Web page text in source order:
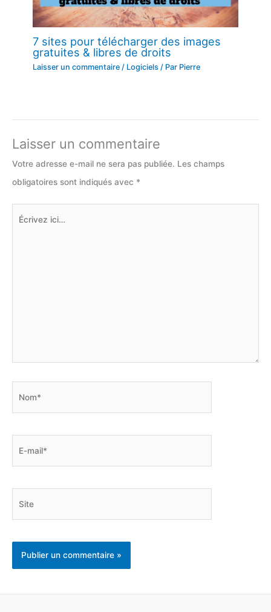
7 sites pour télécharger des images
gratuites & libres de droits
Laisser un commentaire / Logiciels / Par Pierre
Laisser un commentaire
Votre adresse e-mail ne sera pas publiée. Les champs
obligatoires sont indiqués avec *